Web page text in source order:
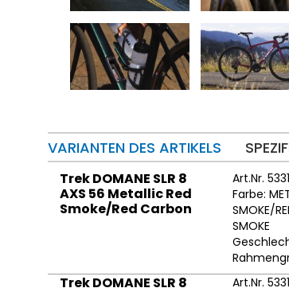
VARIANTEN DES ARTIKELS
Trek DOMANE SLR 8
AXS 56 Metallic Red
Smoke/Red Carbon
Art.Nr.
Farbe:
SMOKE/
SMOKE
Trek DOMANE SLR 8
Art.Nr.